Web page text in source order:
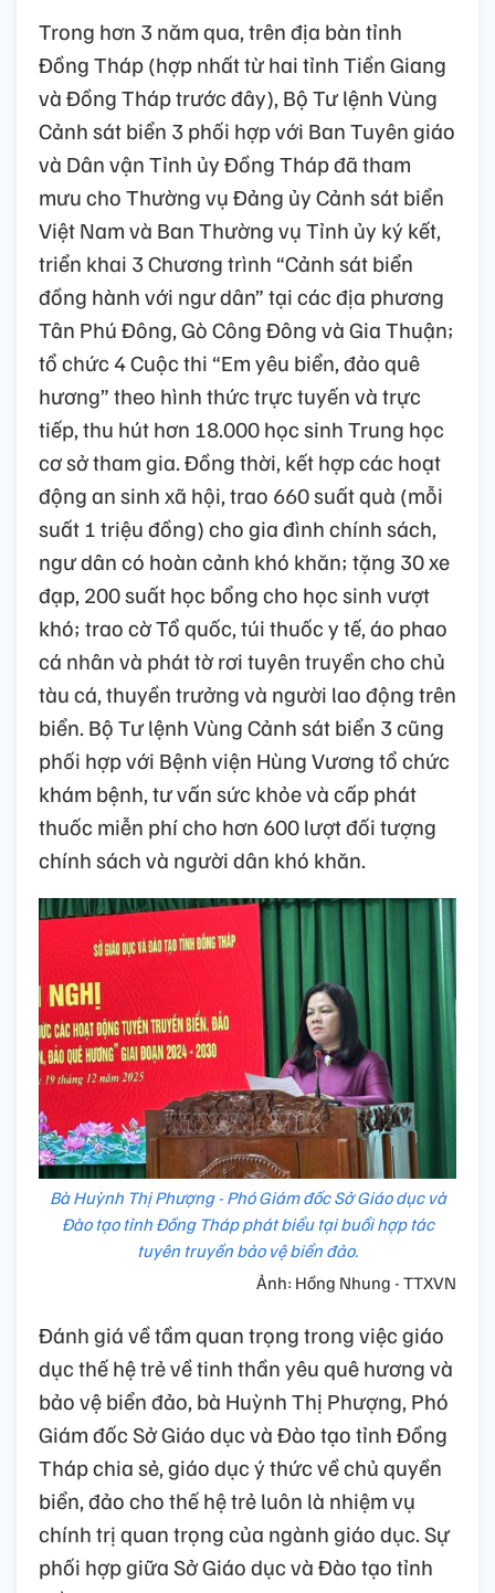
Trong hơn 3 năm qua, trên địa bàn tỉnh
Đồng Tháp (hợp nhất từ hai tỉnh Tiền Giang
và Đồng Tháp trước đây), Bộ Tư lệnh Vùng
Cảnh sát biển 3 phối hợp với Ban Tuyên giáo
và Dân vận Tỉnh ủy Đồng Tháp đã tham
mưu cho Thường vụ Đảng ủy Cảnh sát biển
Việt Nam và Ban Thường vụ Tỉnh ủy ký kết,
triển khai 3 Chương trình “Cảnh sát biển
đồng hành với ngư dân” tại các địa phương
Tân Phú Đông, Gò Công Đông và Gia Thuận;
tổ chức 4 Cuộc thi “Em yêu biển, đảo quê
hương” theo hình thức trực tuyến và trực
tiếp, thu hút hơn 18.000 học sinh Trung học
cơ sở tham gia. Đồng thời, kết hợp các hoạt
động an sinh xã hội, trao 660 suất quà (mỗi
suất 1 triệu đồng) cho gia đình chính sách,
ngư dân có hoàn cảnh khó khăn; tặng 30 xe
đạp, 200 suất học bổng cho học sinh vượt
khó; trao cờ Tổ quốc, túi thuốc y tế, áo phao
cá nhân và phát tờ rơi tuyên truyền cho chủ
tàu cá, thuyền trưởng và người lao động trên
biển. Bộ Tư lệnh Vùng Cảnh sát biển 3 cũng
phối hợp với Bệnh viện Hùng Vương tổ chức
khám bệnh, tư vấn sức khỏe và cấp phát
thuốc miễn phí cho hơn 600 lượt đối tượng
chính sách và người dân khó khăn.
Bà Huỳnh Thị Phượng - Phó Giám đốc Sở Giáo dục và
Đào tạo tỉnh Đồng Tháp phát biểu tại buổi hợp tác
tuyên truyền bảo vệ biển đảo.
Ảnh: Hồng Nhung - TTXVN
Đánh giá về tầm quan trọng trong việc giáo
dục thế hệ trẻ về tinh thần yêu quê hương và
bảo vệ biển đảo, bà Huỳnh Thị Phượng, Phó
Giám đốc Sở Giáo dục và Đào tạo tỉnh Đồng
Tháp chia sẻ, giáo dục ý thức về chủ quyền
biển, đảo cho thế hệ trẻ luôn là nhiệm vụ
chính trị quan trọng của ngành giáo dục. Sự
phối hợp giữa Sở Giáo dục và Đào tạo tỉnh